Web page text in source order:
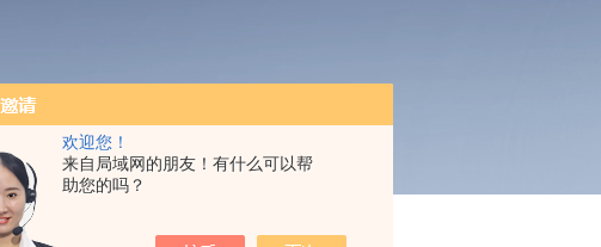
欢迎您！
来自局域网的朋友！有什么可以帮
助您的吗？